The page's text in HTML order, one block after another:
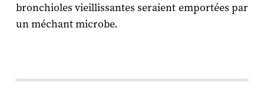
bronchioles vieillissantes seraient emportées par
un méchant microbe.